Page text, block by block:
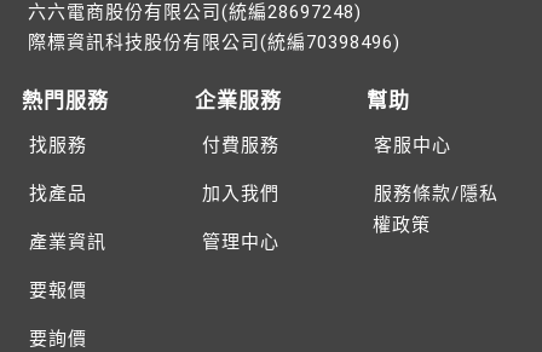
六六電商股份有限公司(統編28697248)
際標資訊科技股份有限公司(統編70398496)
熱門服務
找服務
找產品
產業資訊
要報價
要詢價
企業服務
付費服務
加入我們
管理中心
幫助
客服中心
服務條款/隱私
權政策